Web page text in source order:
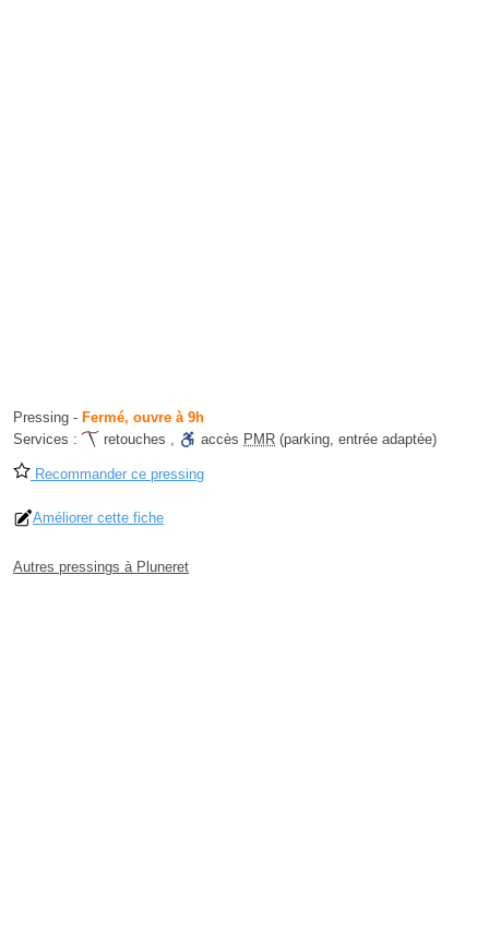
Pressing - Fermé, ouvre à 9h
Services :
retouches , accès PMR (parking, entrée adaptée)
Recommander ce pressing
Améliorer cette fiche
Autres pressings à Pluneret